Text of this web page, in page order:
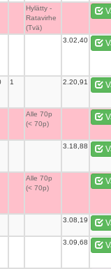
Hylätty -
Ratavirhe
(Tvä)
3.02,40
1 2.20,91
Alle 70p
(< 70p)
3.18,88
Alle 70p
(< 70p)
3.08,19
3.09,68